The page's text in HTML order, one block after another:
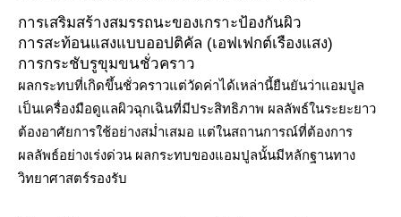
การเสริมสร้างสมรรถนะของเกราะป้องกันผิว
การสะท้อนแสงแบบออปติคัล (เอฟเฟกต์เรืองแสง)
การกระชับรูขุมขนชั่วคราว
ผลกระทบที่เกิดขึ้นชั่วคราวแต่วัดค่าได้เหล่านี้ยืนยันว่าแอมปูล
เป็นเครื่องมือดูแลผิวฉุกเฉินที่มีประสิทธิภาพ ผลลัพธ์ในระยะยาว
ต้องอาศัยการใช้อย่างสม่ำเสมอ แต่ในสถานการณ์ที่ต้องการ
ผลลัพธ์อย่างเร่งด่วน ผลกระทบของแอมปูลนั้นมีหลักฐานทาง
วิทยาศาสตร์รองรับ